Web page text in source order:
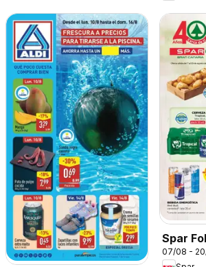
Spar
07/08 -